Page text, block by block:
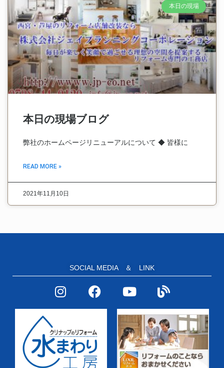
本日の現場
本日の現場ブログ
弊社のホームページリニューアルについて ◆ 皆様に
READ MORE »
2021年11月10日
SOCIAL MEDIA ＆ LINK
I
n
s
a
g
r
F
a
c
b
o
o
Y
o
u
t
u
b
e
B
l
o
g